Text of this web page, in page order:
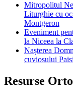
Mitropolitul
Liturghie cu
Montgeron
Eveniment
la Niceea la
Nașterea
cuviosului
Resurse